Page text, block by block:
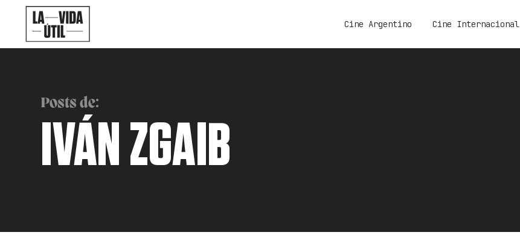
Cine Argentino Cine Internacional
Posts de:
IVÁN ZGAIB